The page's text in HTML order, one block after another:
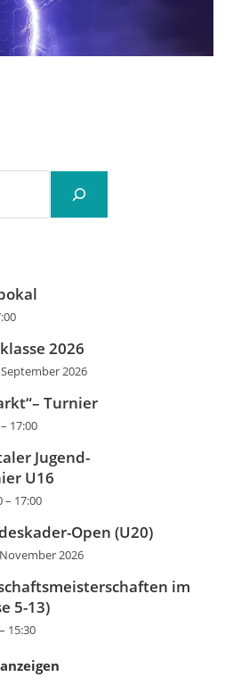
2026
2026
Turnier
– 17:00
Jugend-
U16
– 17:00
Open (U20)
2026
im
5-13)
– 15:30